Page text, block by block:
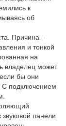
к
об
Причина –
и тонкой
на
владелец может
бы они
С подключением
панели